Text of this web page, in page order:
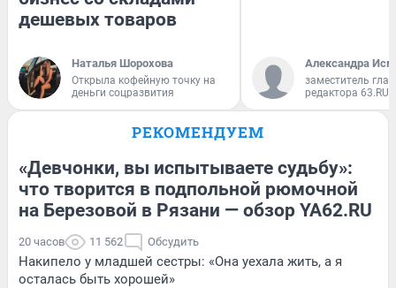
дешевых товаров
Наталья Шорохова
Открыла кофейную точку на
деньги соцразвития
Александра
заместитель
редактора 63.RU
РЕКОМЕНДУЕМ
«Девчонки, вы испытываете судьбу»:
что творится в подпольной рюмочной
на Березовой в Рязани — обзор YA62.RU
20 часов 11 562 Обсудить
Накипело у младшей сестры: «Она уехала жить, а я
осталась быть хорошей»